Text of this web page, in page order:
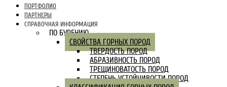
ПОРТФОЛИО
ПАРТНЕРЫ
СПРАВОЧНАЯ ИНФОРМАЦИЯ
ПО БУРЕНИЮ
СВОЙСТВА ГОРНЫХ ПОРОД
ТВЕРДОСТЬ ПОРОД
АБРАЗИВНОСТЬ ПОРОД
ТРЕЩИНОВАТОСТЬ ПОРОД
СТЕПЕНЬ УСТОЙЧИВОСТИ ПОРОД